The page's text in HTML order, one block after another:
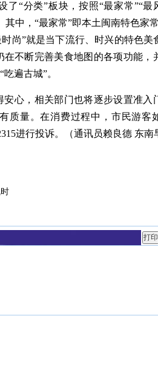
“分类”板块，按照“最家常”“最
中，“最家常”即本土闽南特色家
尚”就是当下流行、时兴的特色美
不断完善美食地图的各项功能，
遍古城”。
心，相关部门也将逐步设置准入
质量。在消费过程中，市民游客
进行投诉。（通讯员赖良德 东南